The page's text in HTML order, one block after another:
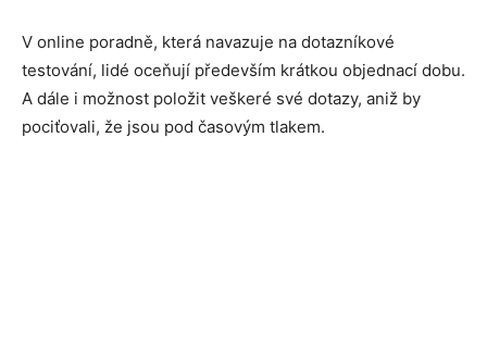
V online poradně, která navazuje na dotazníkové
testování, lidé oceňují především krátkou objednací dobu.
A dále i možnost položit veškeré své dotazy, aniž by
pociťovali, že jsou pod časovým tlakem.